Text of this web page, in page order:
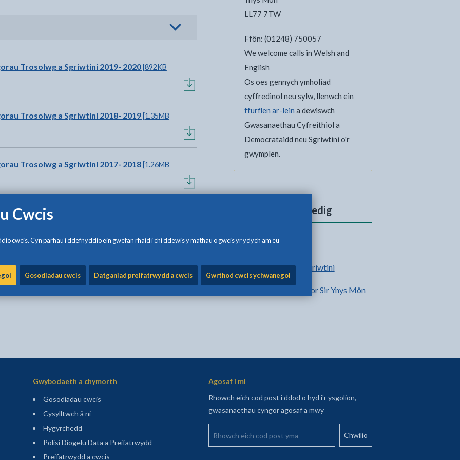
Cwcis
cwcis. Cyn parhau i ddefnyddio ein gwefan rhaid i chi ddewis y mathau o gwcis yr ydych am eu
Gosodiadau cwcis Datganiad preifatrwydd a cwcis Gwrthod cwcis ychwanegol
weld opsiynau
Trosolwg a Sgriwtini 2019- 2020[892KB
Trosolwg a Sgriwtini 2018- 2019[1.35MB
Trosolwg a Sgriwtini 2017- 2018[1.26MB
Rhannwch y dudalen hon wrth Printio
Rhannwch y dudalen hon wrth Ebost
Rhannwch y dudalen hon ar Facebook - yn agor mewn tab newydd
Rhannwch y dudalen hon ar Twitter - yn agor mewn tab newydd
Rhannwch y dudalen hon ar LinkedIn - yn agor mewn tab newydd
fod y ffurflen ar gyfer adborth dienw yn unig ac
LL77 7TW
Ffôn: (01248) 750057
We welcome calls in Welsh and
English
Os oes gennych ymholiad
cyffredinol neu sylw, llenwch ein
ffurflen ar-lein a dewiswch
Gwasanaethau Cyfreithiol a
Democrataidd neu Sgriwtini o'r
gwymplen.
Cynnwys cysylltiedig
Ynglŷn â Sgriwtini
Cymerwch ran yn Sgriwtini
Cyfansoddiad Cyngor Sir Ynys Môn
Gwybodaeth a chymorth
Gosodiadau cwcis
Cysylltwch â ni
Hygyrchedd
Polisi Diogelu Data a Preifatrwydd
Preifatrwydd a cwcis
Agosaf i mi
Rhowch eich cod post i ddod o hyd i'r ysgolion,
gwasanaethau cyngor agosaf a mwy
Rhowch eich cod post yma